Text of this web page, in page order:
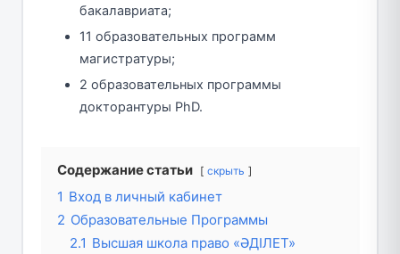
бакалавриата;
11 образовательных программ
магистратуры;
2 образовательных программы
докторантуры PhD.
Содержание статьи скрыть
1 Вход в личный кабинет
2 Образовательные Программы
2.1 Высшая школа право «ӘДІЛЕТ»